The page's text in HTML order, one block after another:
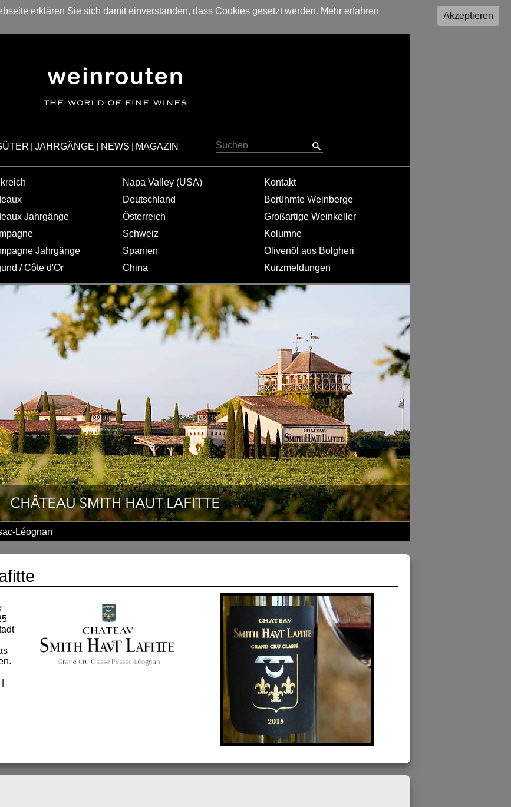
Akzeptieren
erklären Sie sich damit einverstanden, dass Cookies gesetzt werden. Mehr erfahren
JAHRGÄNGE NEWS MAGAZIN
Jahrgänge
Jahrgänge
/ Côte d'Or
Napa Valley (USA)
Deutschland
Österreich
Schweiz
Spanien
China
Kontakt
Berühmte Weinberge
Großartige Weinkeller
Kolumne
Olivenöl aus Bolgheri
Kurzmeldungen
Léognan